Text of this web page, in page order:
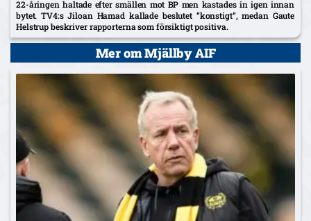
22-åringen haltade efter smällen mot BP men kastades in igen innan
bytet. TV4:s Jiloan Hamad kallade beslutet ”konstigt”, medan Gaute
Helstrup beskriver rapporterna som försiktigt positiva.
Mer om Mjällby AIF